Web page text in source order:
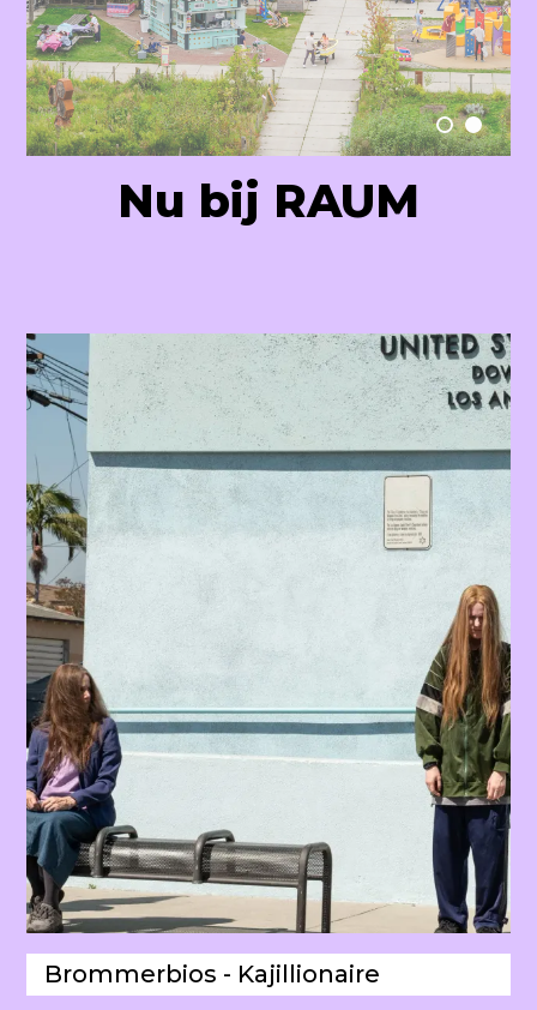
Raum Lab
Nu bij RAUM
Brommerbios - Kajillionaire